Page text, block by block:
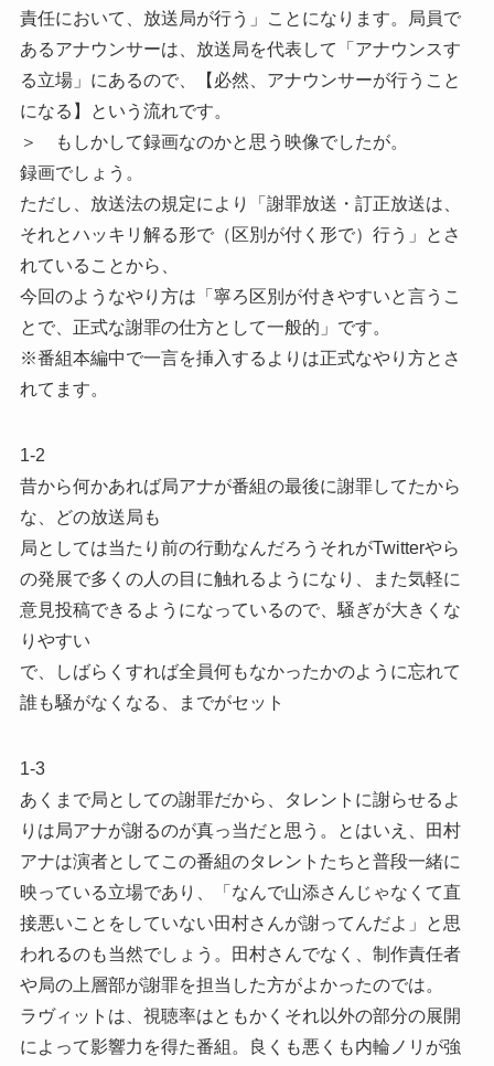
責任において、放送局が行う」ことになります。局員で
あるアナウンサーは、放送局を代表して「アナウンスす
る立場」にあるので、【必然、アナウンサーが行うこと
になる】という流れです。
＞ もしかして録画なのかと思う映像でしたが。
録画でしょう。
ただし、放送法の規定により「謝罪放送・訂正放送は、
それとハッキリ解る形で（区別が付く形で）行う」とさ
れていることから、
今回のようなやり方は「寧ろ区別が付きやすいと言うこ
とで、正式な謝罪の仕方として一般的」です。
※番組本編中で一言を挿入するよりは正式なやり方とさ
れてます。
1-2
昔から何かあれば局アナが番組の最後に謝罪してたから
な、どの放送局も
局としては当たり前の行動なんだろうそれがTwitterやら
の発展で多くの人の目に触れるようになり、また気軽に
意見投稿できるようになっているので、騒ぎが大きくな
りやすい
で、しばらくすれば全員何もなかったかのように忘れて
誰も騒がなくなる、までがセット
1-3
あくまで局としての謝罪だから、タレントに謝らせるよ
りは局アナが謝るのが真っ当だと思う。とはいえ、田村
アナは演者としてこの番組のタレントたちと普段一緒に
映っている立場であり、「なんで山添さんじゃなくて直
接悪いことをしていない田村さんが謝ってんだよ」と思
われるのも当然でしょう。田村さんでなく、制作責任者
や局の上層部が謝罪を担当した方がよかったのでは。
ラヴィットは、視聴率はともかくそれ以外の部分の展開
によって影響力を得た番組。良くも悪くも内輪ノリが強